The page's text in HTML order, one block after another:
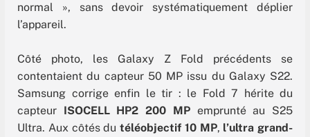
normal », sans devoir systématiquement déplier
l’appareil.
Côté photo, les Galaxy Z Fold précédents se
contentaient du capteur 50 MP issu du Galaxy S22.
Samsung corrige enfin le tir : le Fold 7 hérite du
capteur ISOCELL HP2 200 MPemprunté au S25
Ultra. Aux côtés du téléobjectif 10 MP, l’ultra grand-